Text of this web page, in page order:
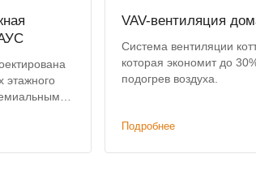
этажного
VAV-вентиляция
Система вентиляции
которая экономит до
подогрев воздуха.
Подробнее